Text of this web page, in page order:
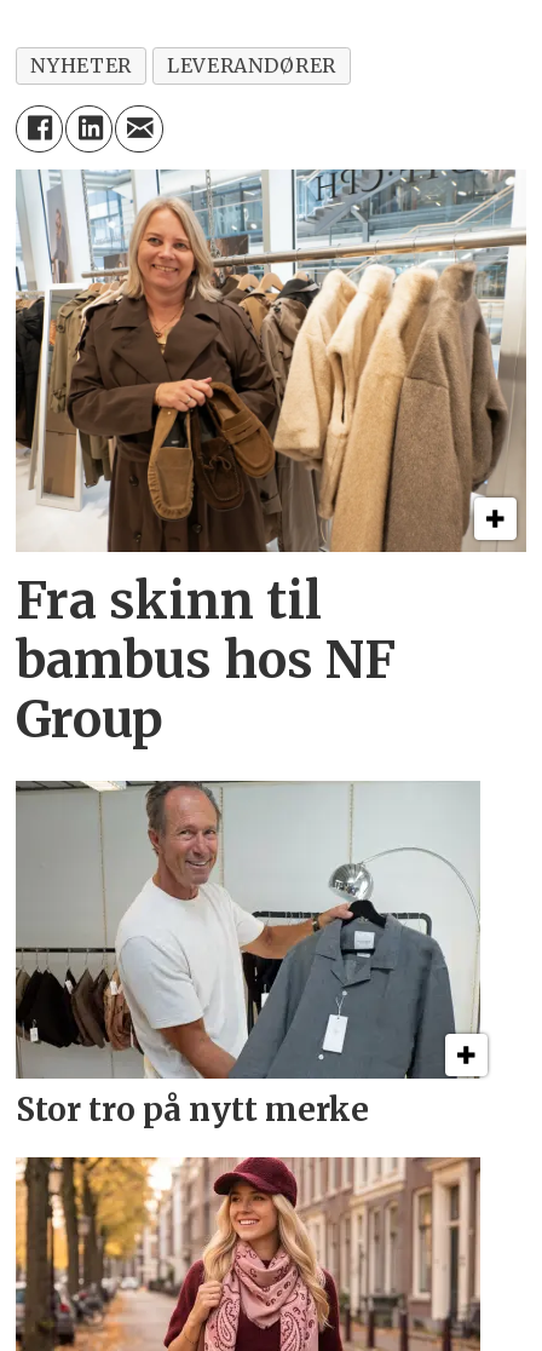
NYHETER LEVERANDØRER
Fra skinn til
bambus hos NF
Group
Stor tro på nytt merke